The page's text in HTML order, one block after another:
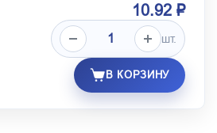
10.92 ₽
шт.
В КОРЗИНУ